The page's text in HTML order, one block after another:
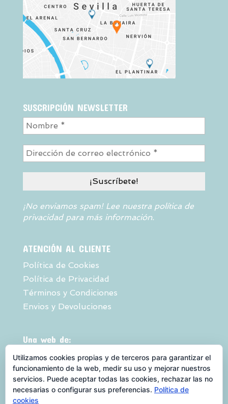
SUSCRIPCIÓN NEWSLETTER
¡No enviamos spam! Lee nuestra política de
privacidadpara más información.
ATENCIÓN AL CLIENTE
Política de Cookies
Política de Privacidad
Términos y Condiciones
Envios y Devoluciones
Una web de:
Utilizamos cookies propias y de terceros para garantizar el
funcionamiento de la web, medir su uso y mejorar nuestros
servicios. Puede aceptar todas las cookies, rechazar las no
necesarias o configurar sus preferencias. Política de
cookies